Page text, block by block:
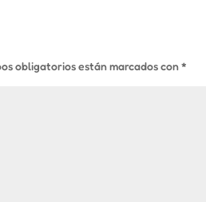
obligatorios están marcados con*